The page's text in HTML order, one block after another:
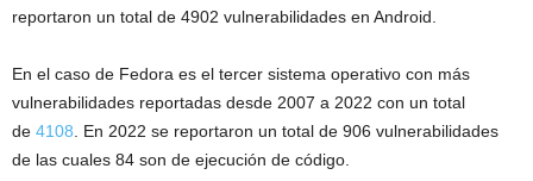
reportaron un total de 4902 vulnerabilidades en Android.
En el caso de Fedora es el tercer sistema operativo con más
vulnerabilidades reportadas desde 2007 a 2022 con un total
de 4108. En 2022 se reportaron un total de 906 vulnerabilidades
de las cuales 84 son de ejecución de código.